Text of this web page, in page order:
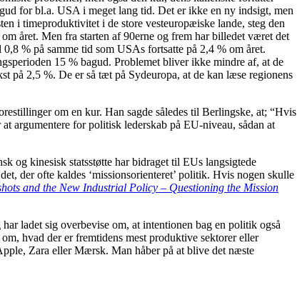
for bl.a. USA i meget lang tid. Det er ikke en ny indsigt, men
i timeproduktivitet i de store vesteuropæiske lande, steg den
året. Men fra starten af 90erne og frem har billedet været det
% på samme tid som USAs fortsatte på 2,4 % om året.
15 % bagud. Problemet bliver ikke mindre af, at de
på 2,5 %. De er så tæt på Sydeuropa, at de kan læse regionens
om en kur. Han sagde således til Berlingske, at; “Hvis
argumentere for politisk lederskab på EU-niveau, sådan at
og kinesisk statsstøtte har bidraget til EUs langsigtede
der ofte kaldes ‘missionsorienteret’ politik. Hvis nogen skulle
and the New Industrial Policy – Questioning the Mission
ladet sig overbevise om, at intentionen bag en politik også
hvad der er fremtidens mest produktive sektorer eller
Zara eller Mærsk. Man håber på at blive det næste